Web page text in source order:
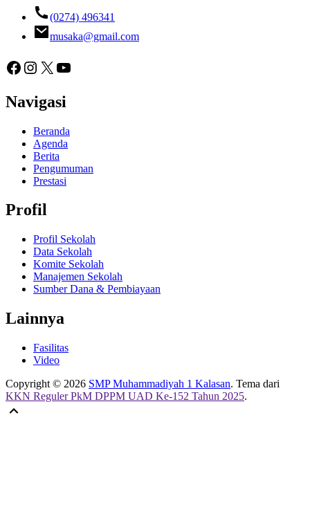
(0274) 496341
musaka@gmail.com
Facebook
Instagram
X YouTube
Navigasi
Beranda
Agenda
Berita
Pengumuman
Prestasi
Profil
Profil Sekolah
Data Sekolah
Komite Sekolah
Manajemen Sekolah
Sumber Dana & Pembiayaan
Lainnya
Fasilitas
Video
Copyright © 2026 SMP Muhammadiyah 1 Kalasan. Tema dari
KKN Reguler PkM DPPM UAD Ke-152 Tahun 2025.